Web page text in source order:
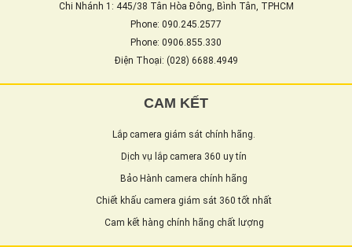
Chi Nhánh 1: 445/38 Tân Hòa Đông, Bình Tân, TPHCM
Phone: 090.245.2577
Phone: 0906.855.330
Điện Thoại: (028) 6688.4949
CAM KẾT
Lắp camera giám sát chính hãng.
Dịch vụ lắp camera 360 uy tín
Bảo Hành camera chính hãng
Chiết khấu camera giám sát 360 tốt nhất
Cam kết hàng chính hãng chất lượng